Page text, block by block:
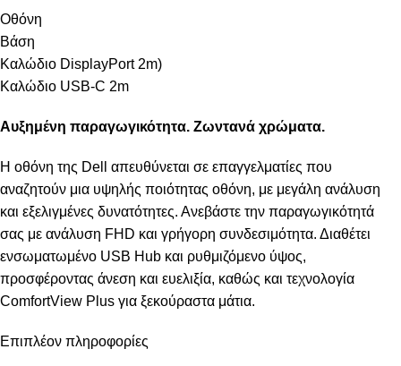
Οθόνη
Βάση
Καλώδιο DisplayPort 2m)
Καλώδιο USB-C 2m
Αυξημένη παραγωγικότητα. Ζωντανά χρώματα.
Η οθόνη της Dell απευθύνεται σε επαγγελματίες που
αναζητούν μια υψηλής ποιότητας οθόνη, με μεγάλη ανάλυση
και εξελιγμένες δυνατότητες. Ανεβάστε την παραγωγικότητά
σας με ανάλυση FHD και γρήγορη συνδεσιμότητα. Διαθέτει
ενσωματωμένο USB Hub και ρυθμιζόμενο ύψος,
προσφέροντας άνεση και ευελιξία, καθώς και τεχνολογία
ComfortView Plus για ξεκούραστα μάτια.
Επιπλέον πληροφορίες